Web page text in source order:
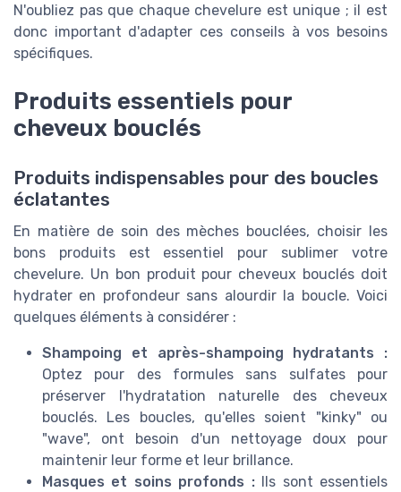
N'oubliez pas que chaque chevelure est unique ; il est
donc important d'adapter ces conseils à vos besoins
spécifiques.
Produits essentiels pour
cheveux bouclés
Produits indispensables pour des boucles
éclatantes
En matière de soin des mèches bouclées, choisir les
bons produits est essentiel pour sublimer votre
chevelure. Un bon produit pour cheveux bouclés doit
hydrater en profondeur sans alourdir la boucle. Voici
quelques éléments à considérer :
Shampoing et après-shampoing hydratants :
Optez pour des formules sans sulfates pour
préserver l'hydratation naturelle des cheveux
bouclés. Les boucles, qu'elles soient "kinky" ou
"wave", ont besoin d'un nettoyage doux pour
maintenir leur forme et leur brillance.
Masques et soins profonds :Ils sont essentiels